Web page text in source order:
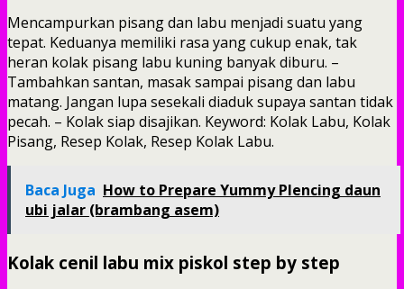
Mencampurkan pisang dan labu menjadi suatu yang
tepat. Keduanya memiliki rasa yang cukup enak, tak
heran kolak pisang labu kuning banyak diburu. –
Tambahkan santan, masak sampai pisang dan labu
matang. Jangan lupa sesekali diaduk supaya santan tidak
pecah. – Kolak siap disajikan. Keyword: Kolak Labu, Kolak
Pisang, Resep Kolak, Resep Kolak Labu.
Baca Juga How to Prepare Yummy Plencing daun
ubi jalar (brambang asem)
Kolak cenil labu mix piskol step by step